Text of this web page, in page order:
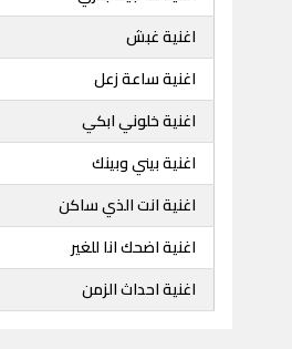
اغنية غبش
اغنية ساعة زعل
اغنية خلوني ابكي
اغنية بيني وبينك
اغنية انت الذي ساكن
اغنية اضحك انا للغير
اغنية احداث الزمن